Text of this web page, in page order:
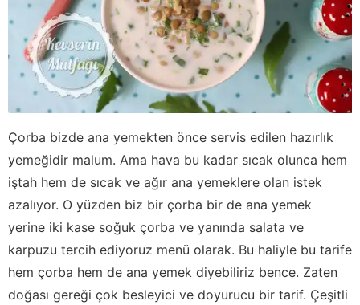
Çorba bizde ana yemekten önce servis edilen hazırlık
yemeğidir malum. Ama hava bu kadar sıcak olunca hem
iştah hem de sıcak ve ağır ana yemeklere olan istek
azalıyor. O yüzden biz bir çorba bir de ana yemek
yerine iki kase soğuk çorba ve yanında salata ve
karpuzu tercih ediyoruz menü olarak. Bu haliyle bu tarife
hem çorba hem de ana yemek diyebiliriz bence. Zaten
doğası gereği çok besleyici ve doyurucu bir tarif. Çeşitli